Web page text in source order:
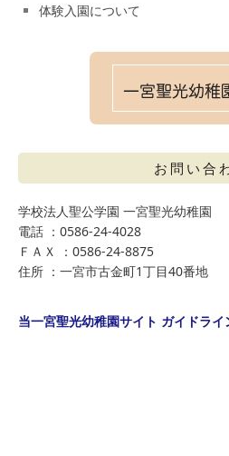
体験入園について
お問い合
学校法人聖公学園 一宮聖光幼稚園
電話 ：0586-24-4028
ＦＡＸ ：0586-24-8875
住所 ：一宮市古金町1丁目40番地
当一宮聖光幼稚園サイト ガイドライ